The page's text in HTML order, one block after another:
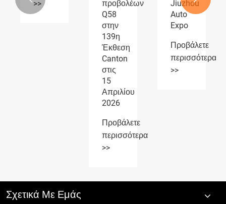
προβολέων
Q58
Jiuzhou
Auto
Expo
Προβάλετε
περισσότερα
>>
ευρεία
αναγνώριση
περισσότερα
>>
Σχετικά Με Εμάς